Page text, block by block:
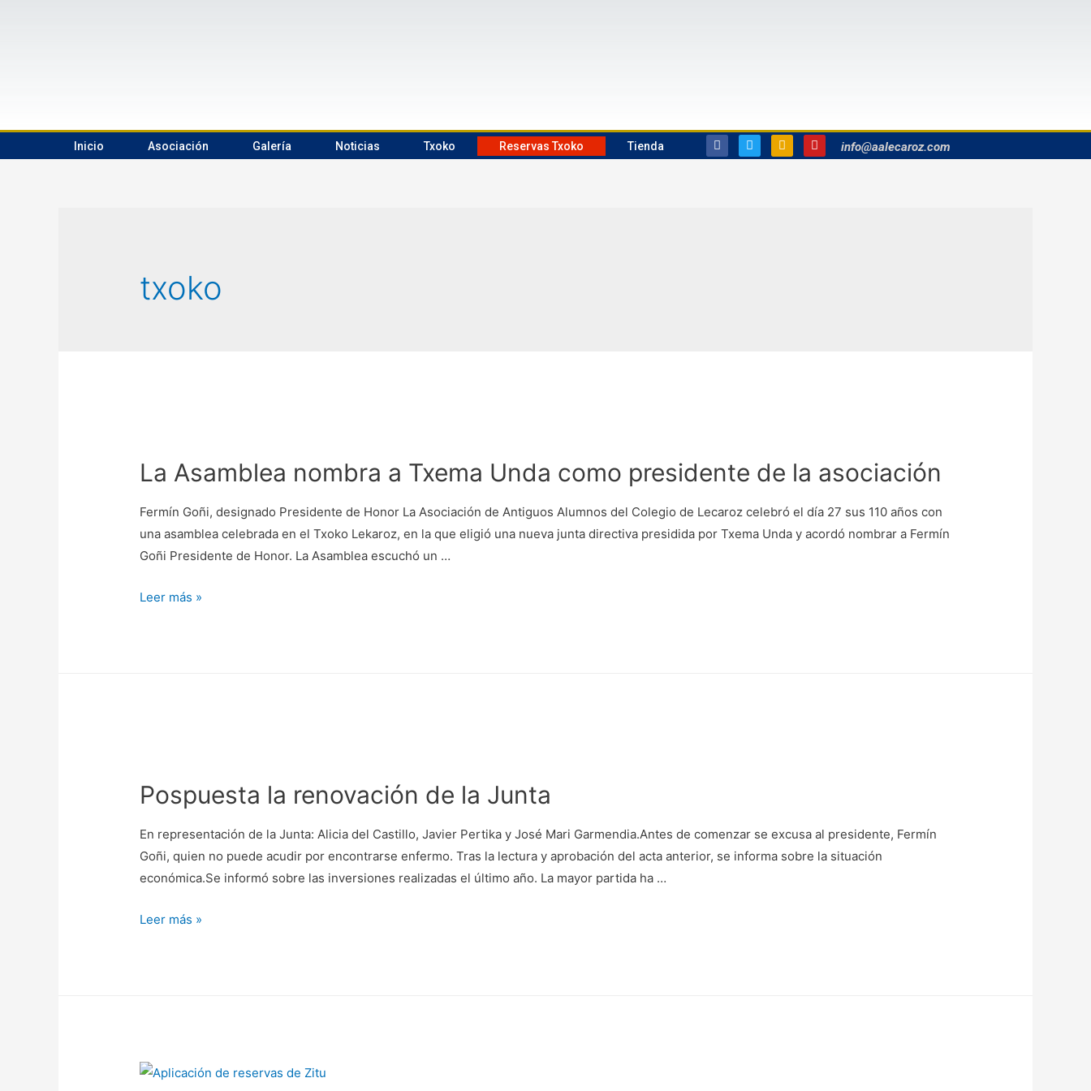
Inicio Asociación Galería Noticias Txoko Reservas Txoko Tienda info@aalecaroz.com
txoko
La Asamblea nombra a Txema Unda como presidente de la asociación
Fermín Goñi, designado Presidente de Honor La Asociación de Antiguos Alumnos del Colegio de Lecaroz celebró el día 27 sus 110 años con
una asamblea celebrada en el Txoko Lekaroz, en la que eligió una nueva junta directiva presidida por Txema Unda y acordó nombrar a Fermín
Goñi Presidente de Honor. La Asamblea escuchó un …
Leer más »
Pospuesta la renovación de la Junta
En representación de la Junta: Alicia del Castillo, Javier Pertika y José Mari Garmendia.Antes de comenzar se excusa al presidente, Fermín
Goñi, quien no puede acudir por encontrarse enfermo. Tras la lectura y aprobación del acta anterior, se informa sobre la situación
económica.Se informó sobre las inversiones realizadas el último año. La mayor partida ha …
Leer más »